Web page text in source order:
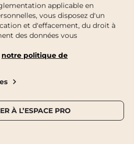
applicable en
vous disposez d'un
et d'effacement, du droit à
des données vous
notre politique de
À L’ESPACE PRO